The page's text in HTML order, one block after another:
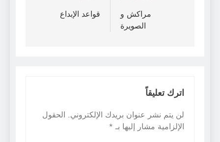
المقالاتمراكش و
الصويرة
قواعد الإبداع
اترك تعليقاً
لن يتم نشر عنوان بريدك الإلكتروني. الحقول
الإلزامية مشار إليها بـ *